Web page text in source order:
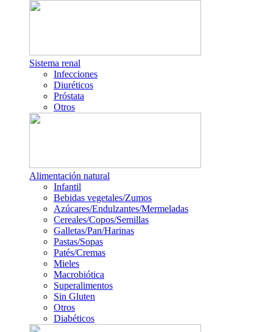
Sistema renal
Infecciones
Diuréticos
Próstata
Otros
Alimentación natural
Infantil
Bebidas vegetales/Zumos
Azúcares/Endulzantes/Mermeladas
Cereales/Copos/Semillas
Galletas/Pan/Harinas
Pastas/Sopas
Patés/Cremas
Mieles
Macrobiótica
Superalimentos
Sin Gluten
Otros
Diabéticos